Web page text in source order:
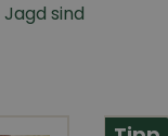
sind